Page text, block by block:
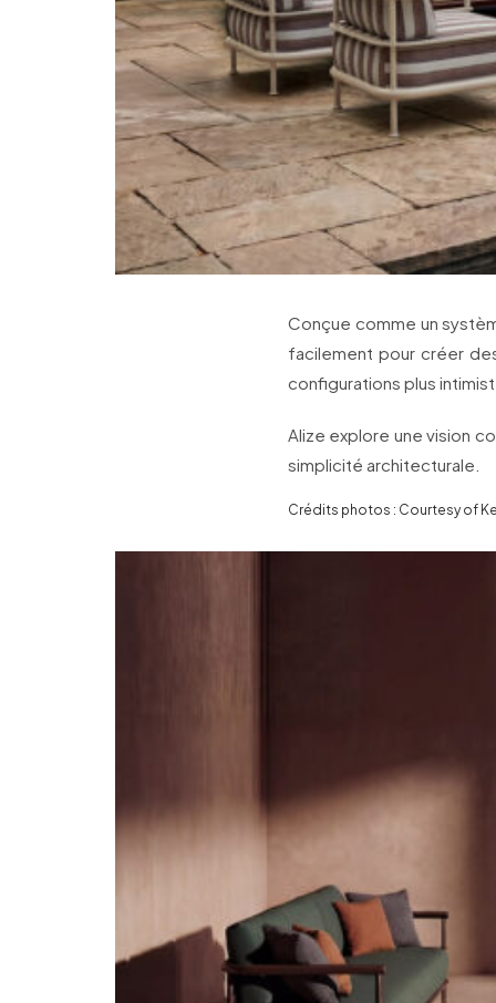
Conçue comme un
facilement pour créer
configurations plus
Alize explore une vision
simplicité architecturale.
Crédits photos : Courtesy of